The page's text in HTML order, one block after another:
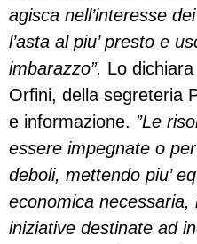
agisca nell’interesse
l’asta al piu’ presto e
imbarazzo”. Lo
Orfini, della segreteria
e informazione. ”Le
essere impegnate o
deboli, mettendo piu’
economica
iniziative destinate ad